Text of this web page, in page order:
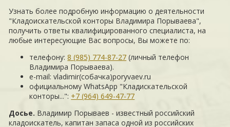
Узнать более подробную информацию о деятельности
"Кладоискательской конторы Владимира Порываева",
получить ответы квалифицированного специалиста, на
любые интересующие Вас вопросы, Вы можете по:
телефону:8 (985) 774-87-27 (личный телефон
Владимира Порываева).
e-mail: vladimir(собачка)poryvaev.ru
официальному WhatsApp "Кладискательской
конторы...": +7 (964) 649-47-77
Досье. Владимир Порываев - известный российский
кладоискатель, капитан запаса одной из российских